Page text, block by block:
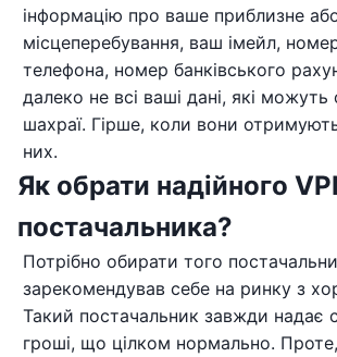
інформацію про ваше приблизне
місцеперебування, ваш імейл,
телефона, номер банківського
далеко не всі ваші дані, які
шахраї. Гірше, коли вони
них.
Як обрати надійного
постачальника?
Потрібно обирати того
зарекомендував себе на ринку з
Такий постачальник завжди надає
гроші, що цілком нормально.